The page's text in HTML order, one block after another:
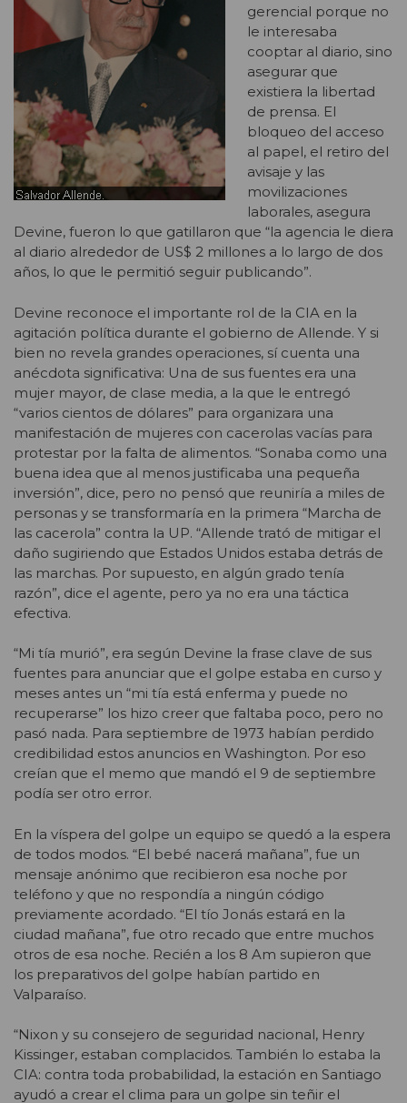
gerencial porque no
le interesaba
cooptar al diario, sino
asegurar que
existiera la libertad
de prensa. El
bloqueo del acceso
al papel, el retiro del
avisaje y las
movilizaciones
laborales, asegura
Devine, fueron lo que gatillaron que “la agencia le diera
al diario alrededor de US$ 2 millones a lo largo de dos
años, lo que le permitió seguir publicando”.
Devine reconoce el importante rol de la CIA en la
agitación política durante el gobierno de Allende. Y si
bien no revela grandes operaciones, sí cuenta una
anécdota significativa: Una de sus fuentes era una
mujer mayor, de clase media, a la que le entregó
“varios cientos de dólares” para organizara una
manifestación de mujeres con cacerolas vacías para
protestar por la falta de alimentos. “Sonaba como una
buena idea que al menos justificaba una pequeña
inversión”, dice, pero no pensó que reuniría a miles de
personas y se transformaría en la primera “Marcha de
las cacerola” contra la UP. “Allende trató de mitigar el
daño sugiriendo que Estados Unidos estaba detrás de
las marchas. Por supuesto, en algún grado tenía
razón”, dice el agente, pero ya no era una táctica
efectiva.
“Mi tía murió”, era según Devine la frase clave de sus
fuentes para anunciar que el golpe estaba en curso y
meses antes un “mi tía está enferma y puede no
recuperarse” los hizo creer que faltaba poco, pero no
pasó nada. Para septiembre de 1973 habían perdido
credibilidad estos anuncios en Washington. Por eso
creían que el memo que mandó el 9 de septiembre
podía ser otro error.
En la víspera del golpe un equipo se quedó a la espera
de todos modos. “El bebé nacerá mañana”, fue un
mensaje anónimo que recibieron esa noche por
teléfono y que no respondía a ningún código
previamente acordado. “El tío Jonás estará en la
ciudad mañana”, fue otro recado que entre muchos
otros de esa noche. Recién a los 8 Am supieron que
los preparativos del golpe habían partido en
Valparaíso.
“Nixon y su consejero de seguridad nacional, Henry
Kissinger, estaban complacidos. También lo estaba la
CIA: contra toda probabilidad, la estación en Santiago
ayudó a crear el clima para un golpe sin teñir el